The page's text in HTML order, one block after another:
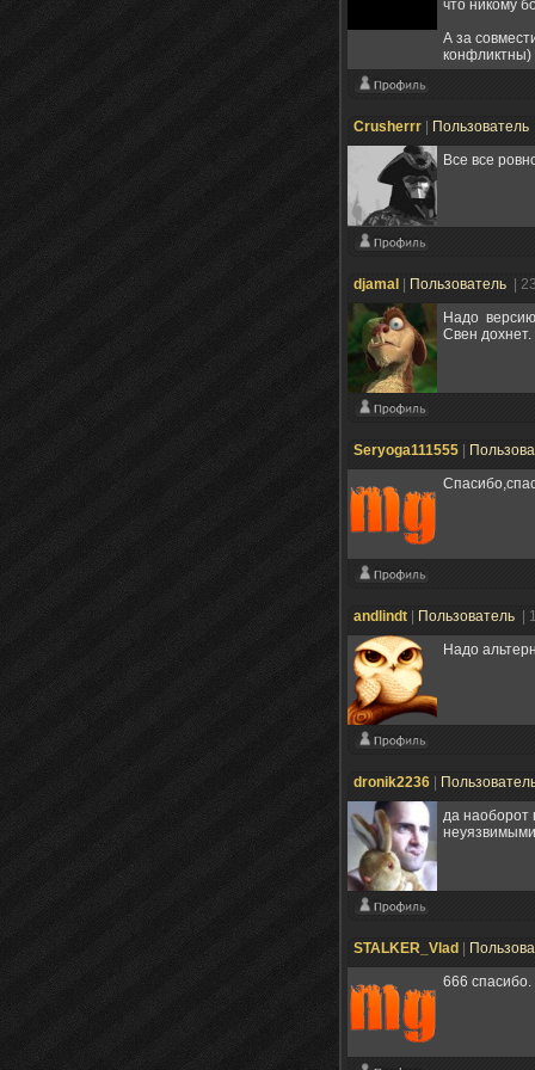
что никому
А за
конфликтны)
Crusherrr Пользователь
Все все
djamal Пользователь
|
Надо версию
Свен дохнет.
Seryoga111555
andlindt Пользователь
|
Надо
dronik2236
да наоборот
STALKER_Vlad
666